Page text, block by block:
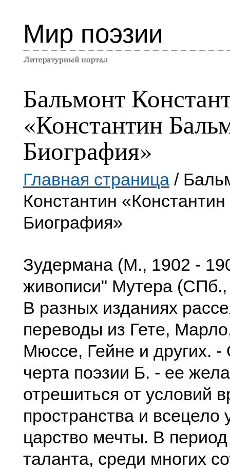
Мир поэзии
Бальмонт
«Константин
Биография»
Главная страница /
Константин
Биография»
Зудермана (М., 1902 -
живописи" Мутера (СПб.,
В разных изданиях
переводы из Гете,
Мюссе, Гейне и других. -
черта поэзии Б. - ее
отрешиться от условий
пространства и всецело
царство мечты. В период
таланта, среди многих